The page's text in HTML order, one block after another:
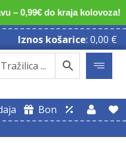
– 0,99€ do kraja kolovoza!
Iznos košarice: 0,00 €
Bon